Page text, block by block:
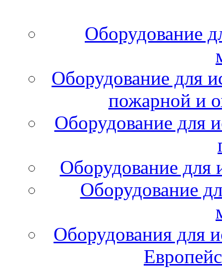
Оборудование
Оборудование для
пожарной и
Оборудование для
Оборудование для
Оборудование
Оборудования для